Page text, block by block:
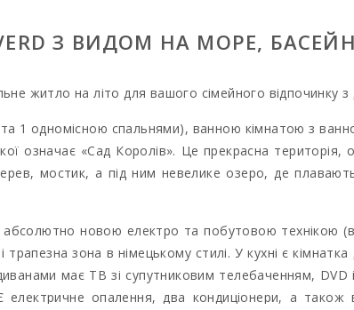
З ВИДОМ НА МОРЕ,
житло на літо для вашого сімейного відпочинку з
1 одномісною спальнями), ванною кімнатою з
означає «Сад Королів». Це прекрасна
мостик, а під ним невелике озеро, де
новою електро та побутовою технікою
зона в німецькому стилі. У кухні є
має ТВ зі супутниковим телебаченням, DVD
опалення, два кондиціонери, а також